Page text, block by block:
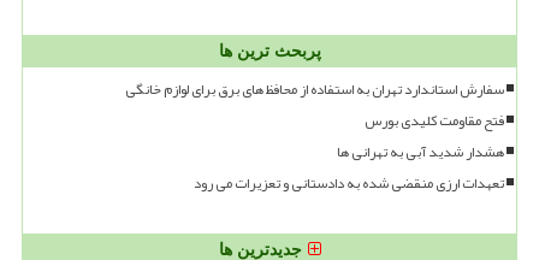
پربحث ترین ها
سفارش استاندارد تهران به استفاده از محافظ های برق برای لوازم خانگی
فتح مقاومت کلیدی بورس
هشدار شدید آبی به تهرانی ها
تعهدات ارزی منقضی شده به دادستانی و تعزیرات می رود
جدیدترین ها